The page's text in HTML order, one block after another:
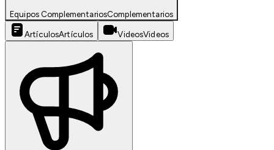
Equipos ComplementariosComplementarios
ArtículosArtículos VideosVideos